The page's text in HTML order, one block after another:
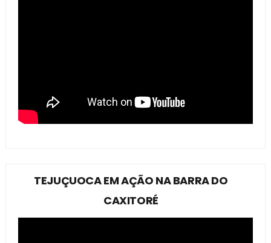
TEJUÇUOCA EM AÇÃO NA BARRA DO
CAXITORÉ